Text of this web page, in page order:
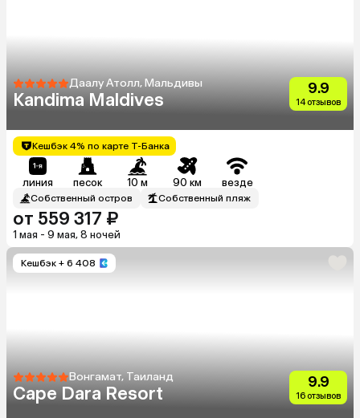
Даалу Атолл, Мальдивы
Kandima Maldives
9.9
14 отзывов
Кешбэк 4% по карте Т-Банка
линия песок 10 м 90 км везде
Собственный остров Собственный пляж
от 559 317 ₽
1 мая - 9 мая, 8 ночей
Кешбэк + 6 408
Вонгамат, Таиланд
Cape Dara Resort
9.9
16 отзывов